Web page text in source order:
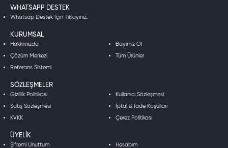
WHATSAPP DESTEK
Whatsap Destek İçin Tıklayınız.
KURUMSAL
Hakkımızda Bayimiz Ol
Çözüm Merkezi Tüm Ürünler
Referans Sistemi
SÖZLEŞMELER
Gizlilik Politikası Kullanıcı Sözleşmesi
Satış Sözleşmesi İptal & İade Koşulları
KVKK Çerez Politikası
ÜYELIK
Şifremi Unuttum Hesabım